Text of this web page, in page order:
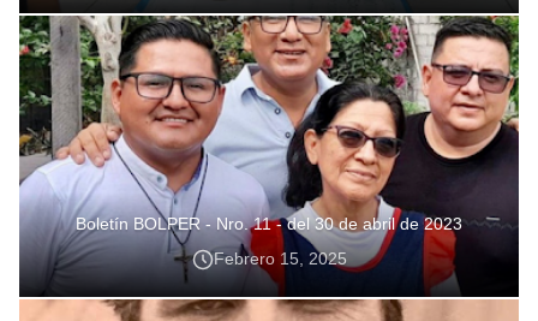
Boletín BOLPER - Nro. 11 - del 30 de abril de 2023
Febrero 15, 2025